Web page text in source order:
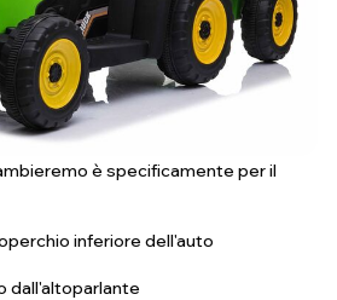
è specificamente per il
inferiore dell'auto
dall'altoparlante